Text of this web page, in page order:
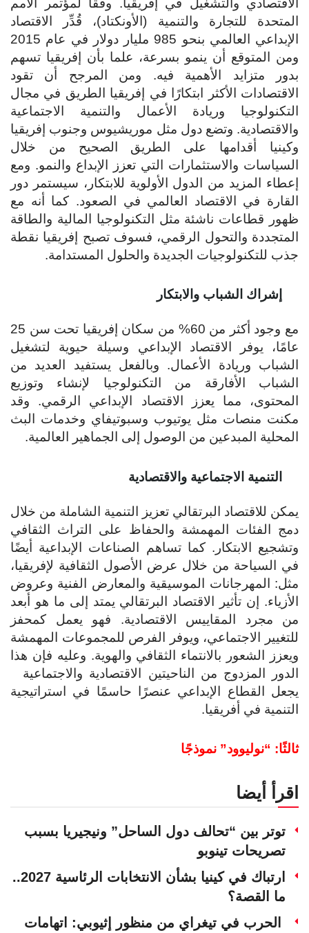
الاقتصادي والتشغيل في إفريقيا. وفقًا لمؤتمر الأمم
المتحدة للتجارة والتنمية (الأونكتاد)، قُدِّر الاقتصاد
الإبداعي العالمي بنحو 985 مليار دولار في عام 2015
ومن المتوقع أن ينمو بسرعة، علما بأن إفريقيا تسهم
بدور متزايد الأهمية فيه. ومن المرجح أن تقود
الاقتصادات الأكثر ابتكارًا في إفريقيا الطريق في مجال
التكنولوجيا وريادة الأعمال والتنمية الاجتماعية
والاقتصادية. وتضع دول مثل موريشيوس وجنوب إفريقيا
وكينيا أقدامها على الطريق الصحيح من خلال
السياسات والاستثمارات التي تعزز الإبداع والنمو. ومع
إعطاء المزيد من الدول الأولوية للابتكار، سيستمر دور
القارة في الاقتصاد العالمي في الصعود. كما أنه مع
ظهور قطاعات ناشئة مثل التكنولوجيا المالية والطاقة
المتجددة والتحول الرقمي، فسوف تصبح إفريقيا نقطة
جذب للتكنولوجيات الجديدة والحلول المستدامة.
إشراك الشباب والابتكار
مع وجود أكثر من 60% من سكان إفريقيا تحت سن 25
عامًا، يوفر الاقتصاد الإبداعي وسيلة حيوية لتشغيل
الشباب وريادة الأعمال. وبالفعل يستفيد العديد من
الشباب الأفارقة من التكنولوجيا لإنشاء وتوزيع
المحتوى، مما يعزز الاقتصاد الإبداعي الرقمي. وقد
مكنت منصات مثل يوتيوب وسبوتيفاي وخدمات البث
المحلية المبدعين من الوصول إلى الجماهير العالمية.
التنمية الاجتماعية والاقتصادية
يمكن للاقتصاد البرتقالي تعزيز التنمية الشاملة من خلال
دمج الفئات المهمشة والحفاظ على التراث الثقافي
وتشجيع الابتكار. كما تساهم الصناعات الإبداعية أيضًا
في السياحة من خلال عرض الأصول الثقافية لإفريقيا،
مثل: المهرجانات الموسيقية والمعارض الفنية وعروض
الأزياء. إن تأثير الاقتصاد البرتقالي يمتد إلى ما هو أبعد
من مجرد المقاييس الاقتصادية. فهو يعمل كمحفز
للتغيير الاجتماعي، ويوفر الفرص للمجموعات المهمشة
ويعزز الشعور بالانتماء الثقافي والهوية. وعليه فإن هذا
الدور المزدوج من الناحيتين الاقتصادية والاجتماعية
يجعل القطاع الإبداعي عنصرًا حاسمًا في استراتيجية
التنمية في أفريقيا.
ثالثًا: “نوليوود” نموذجًا
اقرأ أيضا
توتر بين “تحالف دول الساحل” ونيجيريا بسبب
تصريحات تينوبو
ارتباك في كينيا بشأن الانتخابات الرئاسية 2027..
ما القصة؟
الحرب في تيغراي من منظور إثيوبي: اتهامات